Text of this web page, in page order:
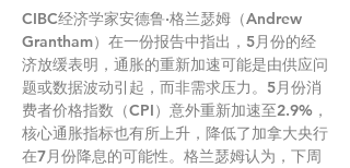
CIBC经济学家安德鲁·格兰瑟姆（Andrew
Grantham）在一份报告中指出，5月份的经
济放缓表明，通胀的重新加速可能是由供应问
题或数据波动引起，而非需求压力。5月份消
费者价格指数（CPI）意外重新加速至2.9%，
核心通胀指标也有所上升，降低了加拿大央行
在7月份降息的可能性。格兰瑟姆认为，下周